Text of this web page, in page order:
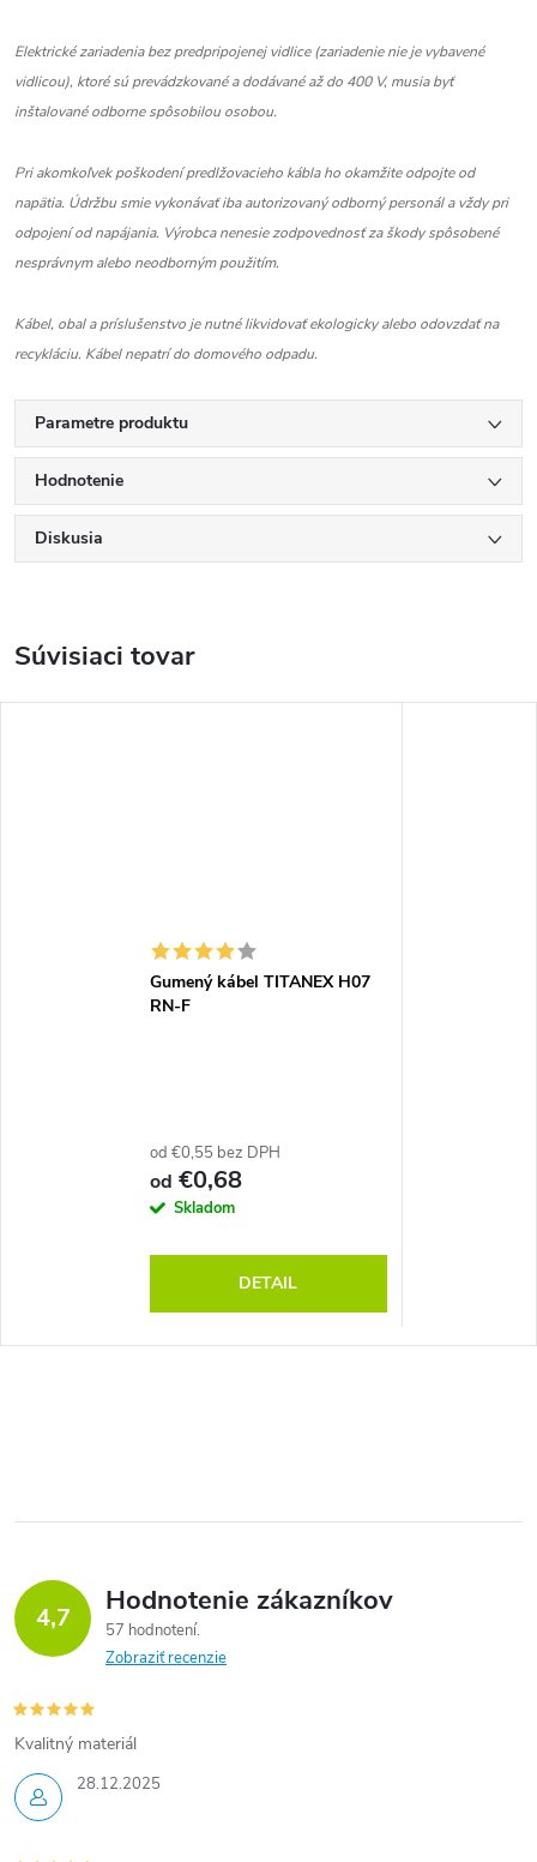
Elektrické zariadenia bez predpripojenej vidlice (zariadenie nie je vybavené
vidlicou), ktoré sú prevádzkované a dodávané až do 400 V, musia byť
inštalované odborne spôsobilou osobou.
Pri akomkoľvek poškodení predlžovacieho kábla ho okamžite odpojte od
napätia. Údržbu smie vykonávať iba autorizovaný odborný personál a vždy pri
odpojení od napájania. Výrobca nenesie zodpovednosť za škody spôsobené
nesprávnym alebo neodborným použitím.
Kábel, obal a príslušenstvo je nutné likvidovať ekologicky alebo odovzdať na
recykláciu. Kábel nepatrí do domového odpadu.
Parametre produktu
Hodnotenie
Diskusia
Súvisiaci tovar
Gumený kábel TITANEX H07
RN-F
od €0,55 bez DPH
od €0,68
Skladom
DETAIL
4,7 Hodnotenie zákazníkov
57 hodnotení
Zobraziť recenzie
28.12.2025
Kvalitný materiál